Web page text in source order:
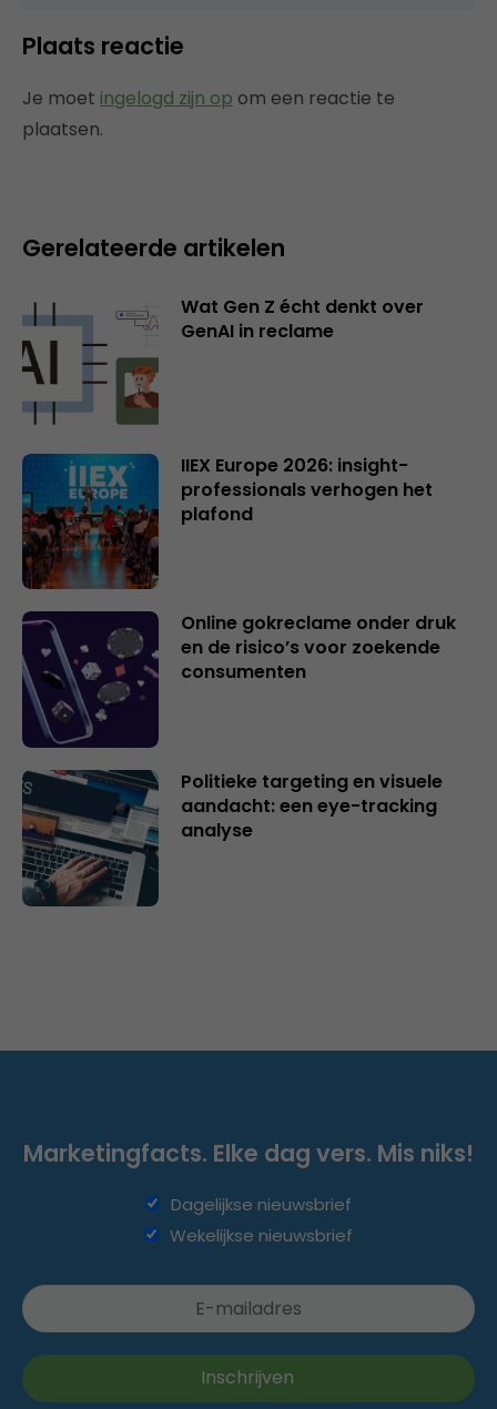
Plaats reactie
Je moet ingelogd zijn op om een reactie te
plaatsen.
Gerelateerde artikelen
Wat Gen Z écht denkt over
GenAI in reclame
IIEX Europe 2026: insight-
professionals verhogen het
plafond
Online gokreclame onder druk
en de risico’s voor zoekende
consumenten
Politieke targeting en visuele
aandacht: een eye-tracking
analyse
Marketingfacts. Elke dag vers. Mis niks!
Dagelijkse nieuwsbrief
Wekelijkse nieuwsbrief